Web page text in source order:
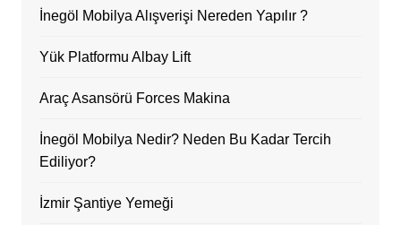
İnegöl Mobilya Alışverişi Nereden Yapılır ?
Yük Platformu Albay Lift
Araç Asansörü Forces Makina
İnegöl Mobilya Nedir? Neden Bu Kadar Tercih
Ediliyor?
İzmir Şantiye Yemeği